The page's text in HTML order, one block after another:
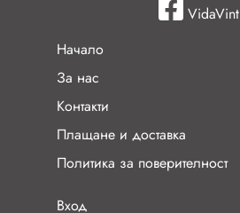
VidaVint
Начало
За нас
Контакти
Плащане и доставка
Политика за поверителност
Вход